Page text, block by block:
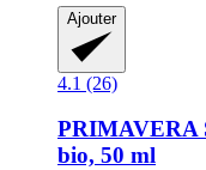
Ajouter
4.1 (26)
PRIMAVERA
bio, 50 ml